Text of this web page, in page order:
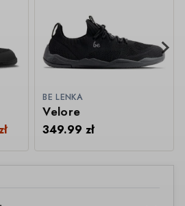
BE LENKA
Velore
349.99zł